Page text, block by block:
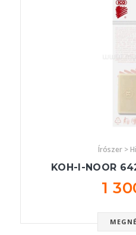
Írószer >
KOH-I-NOOR
1